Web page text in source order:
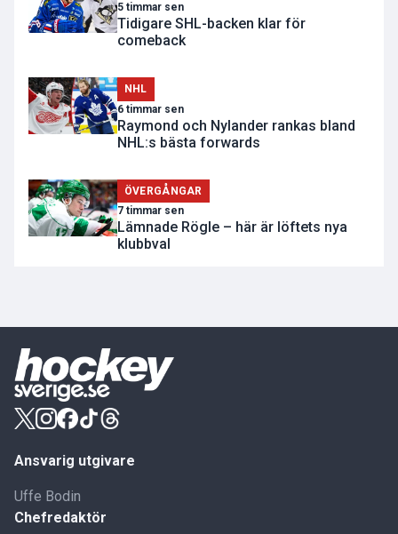
5 timmar sen
Tidigare SHL-backen klar för
comeback
NHL
6 timmar sen
Raymond och Nylander rankas bland
NHL:s bästa forwards
ÖVERGÅNGAR
7 timmar sen
Lämnade Rögle – här är löftets nya
klubbval
Ansvarig utgivare
Uffe Bodin
Chefredaktör